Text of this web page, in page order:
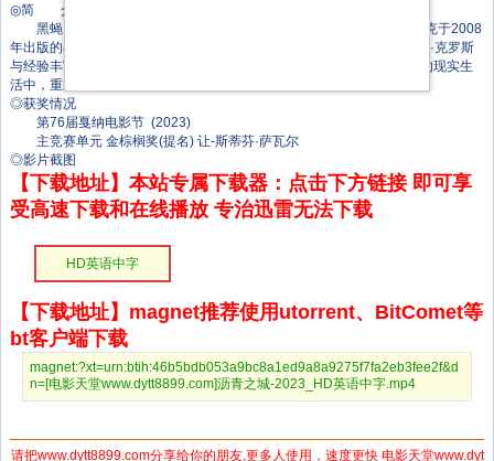
◎简 介
黑蝇，夏季时在纽约市的布朗克斯区大量繁殖。电影改编自香农·伯克于2008
年出版的小说《911》。故事发生在纽约市，讲述了年轻的护理人员奥利·克罗斯
与经验丰富的医生鲁特科夫斯基搭档，在面对毒品、犯罪和暴力等残酷的现实生
活中，重新审视生与死的意义，改变了他人生观的故事。
◎获奖情况
第76届戛纳电影节 (2023)
主竞赛单元 金棕榈奖(提名) 让-斯蒂芬·萨瓦尔
◎影片截图
【下载地址】本站专属下载器：点击下方链接 即可享
受高速下载和在线播放 专治迅雷无法下载
HD英语中字
【下载地址】magnet推荐使用utorrent、BitComet等
bt客户端下载
magnet:?xt=urn:btih:46b5bdb053a9bc8a1ed9a8a9275f7fa2eb3fee2f&d
n=[电影天堂www.dytt8899.com]沥青之城-2023_HD英语中字.mp4
请把www.dytt8899.com分享给你的朋友,更多人使用，速度更快 电影天堂www.dyt